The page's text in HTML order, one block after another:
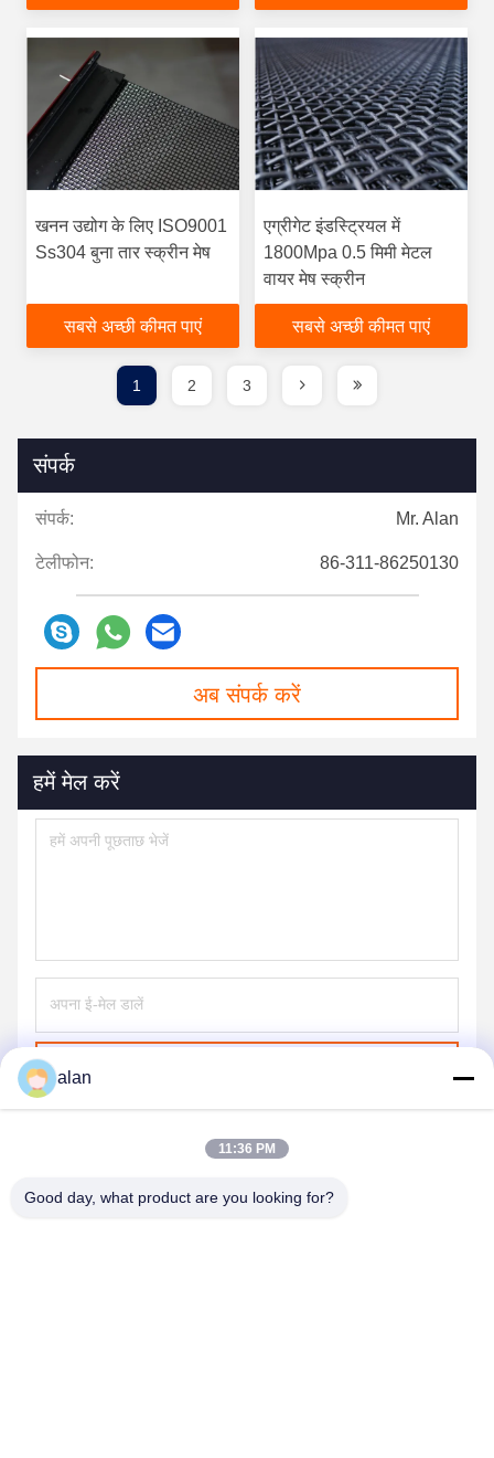
खनन उद्योग के लिए ISO9001
Ss304 बुना तार स्क्रीन मेष
सबसे अच्छी कीमत पाएं
एग्रीगेट इंडस्ट्रियल में
1800Mpa 0.5 मिमी मेटल
वायर मेष स्क्रीन
सबसे अच्छी कीमत पाएं
1 2 3
संपर्क
संपर्क: Mr. Alan
टेलीफोन: 86-311-86250130
अब संपर्क करें
हमें मेल करें
alan
11:36 PM
Good day, what product are you looking for?